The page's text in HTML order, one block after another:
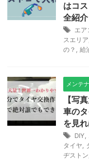
はコ
全紹介
エア
スエリア
の？ , 給
メンテ
【写
車の
を見
DIY,
タイヤ,
ヂストン